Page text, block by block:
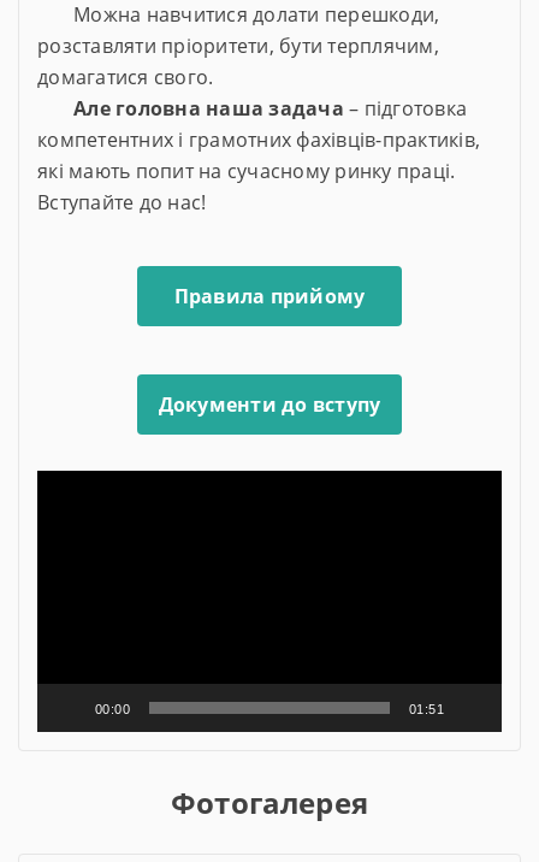
Можна навчитися долати перешкоди,
розставляти пріоритети, бути терплячим,
домагатися свого.
Але головна наша задача – підготовка
компетентних і грамотних фахівців-практиків,
які мають попит на сучасному ринку праці.
Вступайте до нас!
Правила прийому
Документи до вступу
00:00 01:51
Фотогалерея